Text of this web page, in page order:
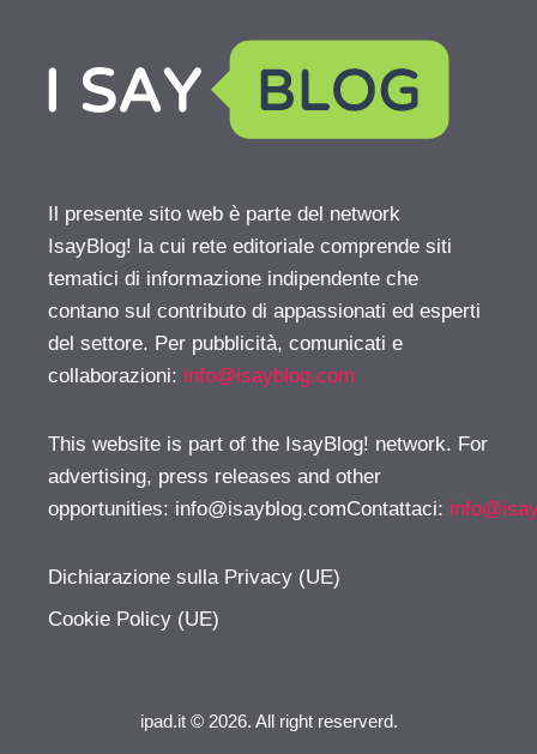
Il presente sito web è parte del network
IsayBlog! la cui rete editoriale comprende siti
tematici di informazione indipendente che
contano sul contributo di appassionati ed esperti
del settore. Per pubblicità, comunicati e
collaborazioni: info@isayblog.com
This website is part of the IsayBlog! network. For
advertising, press releases and other
opportunities: info@isayblog.comContattaci:
Dichiarazione sulla Privacy (UE)
Cookie Policy (UE)
ipad.it © 2026. All right reserverd.